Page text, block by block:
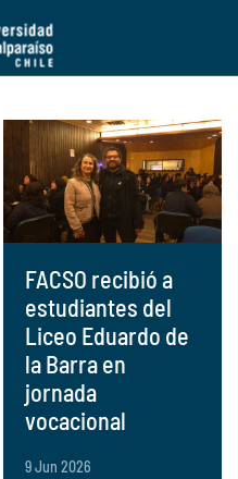
FACSO recibió a
estudiantes del
Liceo Eduardo de
la Barra en
jornada
vocacional
9 Jun 2026